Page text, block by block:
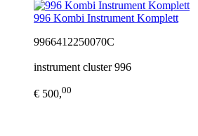
996 Kombi Instrument Komplett
9966412250070C
instrument cluster 996
€ 500,00